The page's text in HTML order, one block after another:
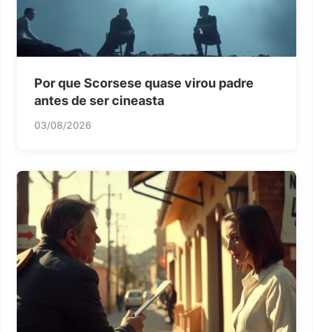
Por que Scorsese quase virou padre
antes de ser cineasta
03/08/2026